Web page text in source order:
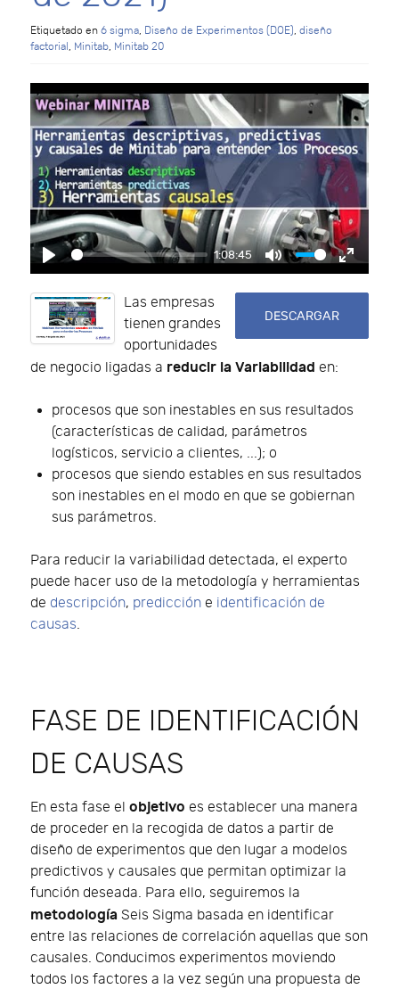
Etiquetado en 6 sigma, Diseño de Experimentos (DOE), diseño
factorial , Minitab, Minitab 20
Play
1:08:45
Mute Enter
DESCARGAR
Las empresas
tienen grandes
oportunidades
de negocio ligadas a reducir la Variabilidad en:
procesos que son inestables en sus resultados
(características de calidad, parámetros
logísticos, servicio a clientes, ...); o
procesos que siendo estables en sus resultados
son inestables en el modo en que se gobiernan
sus parámetros.
Para reducir la variabilidad detectada, el experto
puede hacer uso de la metodología y herramientas
de descripción, predicción e identificación de
causas.
FASE DE IDENTIFICACIÓN
DE CAUSAS
En esta fase el objetivo es establecer una manera
de proceder en la recogida de datos a partir de
diseño de experimentos que den lugar a modelos
predictivos y causales que permitan optimizar la
función deseada. Para ello, seguiremos la
metodología Seis Sigma basada en identificar
entre las relaciones de correlación aquellas que son
causales. Conducimos experimentos moviendo
todos los factores a la vez según una propuesta de